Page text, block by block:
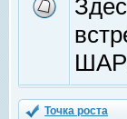
Точка роста